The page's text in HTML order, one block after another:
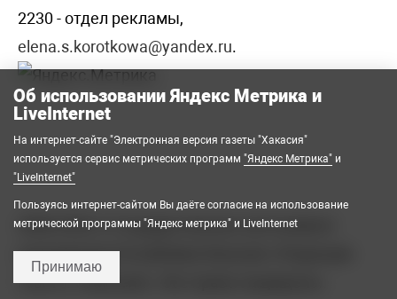
2230 - отдел рекламы,
elena.s.korotkowa@yandex.ru.
2008-2026 © Государственное автономное
учреждение Республики Хакасия «Редакция
газеты «Хакасия». Все права защищены.
Об использовании Яндекс Метрика и
LiveInternet
На интернет-сайте "Электронная версия газеты "Хакасия"
используется сервис метрических программ "Яндекс Метрика" и
"LiveInternet"
Пользуясь интернет-сайтом Вы даёте согласие на использование
метрической программы "Яндекс метрика" и LiveInternet
Принимаю